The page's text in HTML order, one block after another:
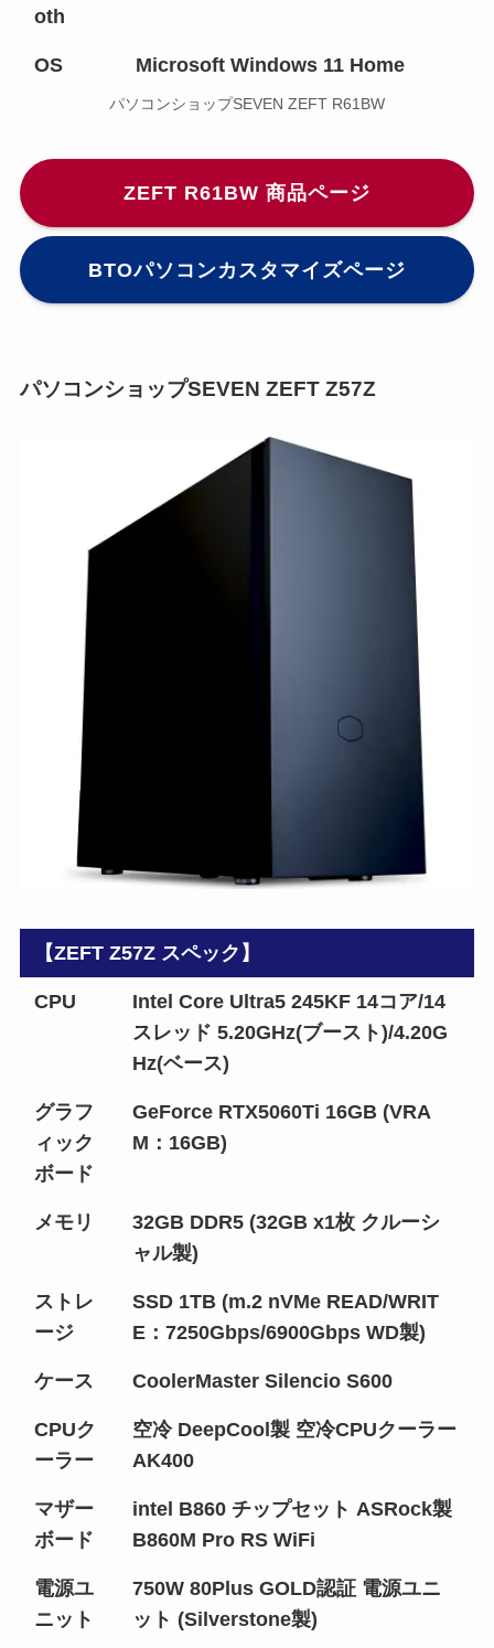
oth
OS Microsoft Windows 11 Home
パソコンショップSEVEN ZEFT R61BW
ZEFT R61BW 商品ページ
BTOパソコンカスタマイズページ
パソコンショップSEVEN ZEFT Z57Z
【ZEFT Z57Z スペック】
CPU
Intel Core Ultra5 245KF 14コア/14
スレッド 5.20GHz(ブースト)/4.20G
Hz(ベース)
グラフ
ィック
ボード
GeForce RTX5060Ti 16GB (VRA
M：16GB)
メモリ
32GB DDR5 (32GB x1枚 クルーシ
ャル製)
ストレ
ージ
SSD 1TB (m.2 nVMe READ/WRIT
E：7250Gbps/6900Gbps WD製)
ケース CoolerMaster Silencio S600
CPUク
ーラー
空冷 DeepCool製 空冷CPUクーラー
AK400
マザー
ボード
intel B860 チップセット ASRock製
B860M Pro RS WiFi
電源ユ
ニット
750W 80Plus GOLD認証 電源ユニ
ット (Silverstone製)